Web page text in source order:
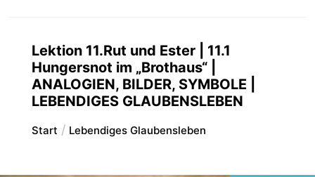
Lektion 11.Rut und Ester | 11.1
Hungersnot im „Brothaus“ |
ANALOGIEN, BILDER, SYMBOLE |
LEBENDIGES GLAUBENSLEBEN
Start Lebendiges Glaubensleben